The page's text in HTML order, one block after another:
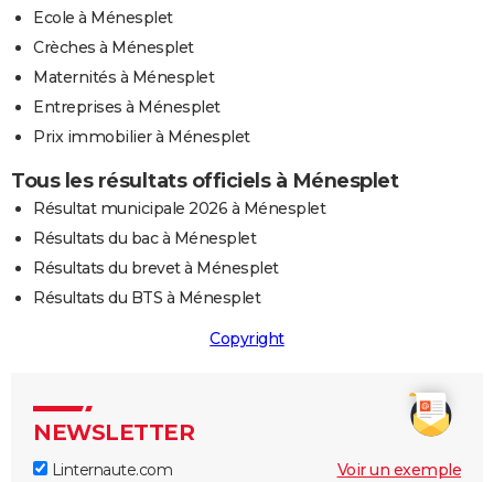
Ecole à Ménesplet
Crèches à Ménesplet
Maternités à Ménesplet
Entreprises à Ménesplet
Prix immobilier à Ménesplet
Tous les résultats officiels à Ménesplet
Résultat municipale 2026 à Ménesplet
Résultats du bac à Ménesplet
Résultats du brevet à Ménesplet
Résultats du BTS à Ménesplet
Copyright
NEWSLETTER
Linternaute.com Voir un exemple